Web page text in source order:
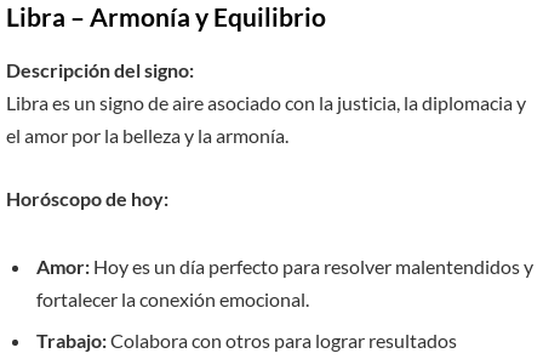
Libra – Armonía y Equilibrio
Descripción del signo:
Libra es un signo de aire asociado con la justicia, la diplomacia y
el amor por la belleza y la armonía.
Horóscopo de hoy:
Amor: Hoy es un día perfecto para resolver malentendidos y
fortalecer la conexión emocional.
Trabajo:Colabora con otros para lograr resultados